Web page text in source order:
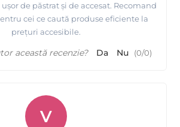
de păstrat și de accesat. Recomand
cei ce caută produse eficiente la
prețuri accesibile.
această recenzie? Da Nu (0/0)
V